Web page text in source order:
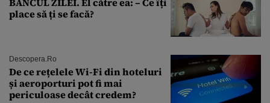
place să ți se facă?
Descopera.ro
De ce rețelele Wi-Fi din hoteluri
și aeroporturi pot fi mai
periculoase decât credem?